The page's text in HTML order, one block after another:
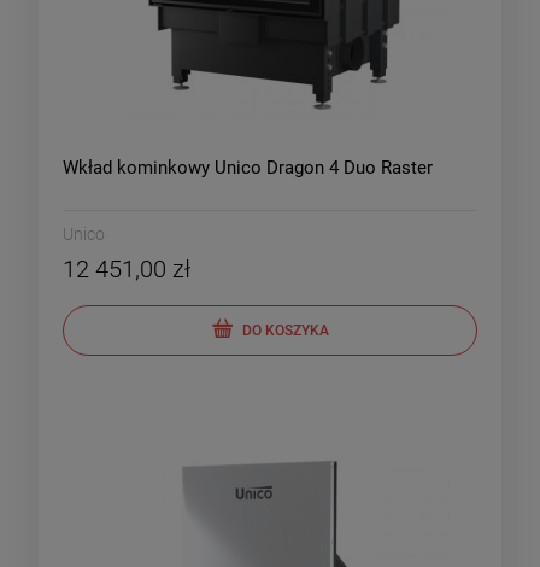
Wkład kominkowy Unico Dragon 4 Duo Raster
Unico
12 451,00 zł
DO KOSZYKA